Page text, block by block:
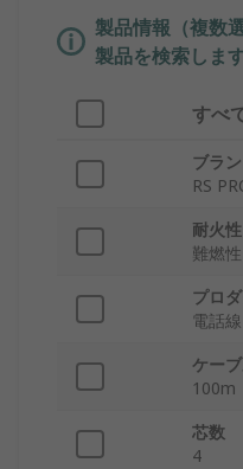
製品情報（複数
製品を検索します
すべ
ブラ
RS
耐火性
難燃性
プロ
電話線
ケー
100m
芯数
4